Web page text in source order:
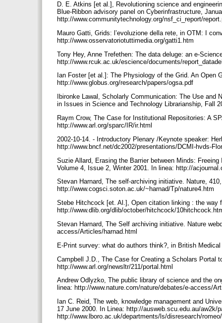
D. E. Atkins [et al.], Revolutioning science and
Blue-Ribbon advisory panel on Cyberinfrastructure,
http://www.communitytechnology.org/nsf_ci_report/
Mauro Gatti, Grids: l’evoluzione della rete, in OTM: I
http://www.osservatoriotuttimedia.org/gatti1.htm
Tony Hey, Anne Trefethen: The data deluge: an e-
http://www.rcuk.ac.uk/escience/documents/
Ian Foster [et al.]: The Physiology of the Grid. An
http://www.globus.org/research/papers/ogsa.pdf
Ibironke Lawal, Scholarly Communication: The Use
in Issues in Science and Technology Librarianship, Fall
Raym Crow, The Case for Institutional Repositories: A
http://www.arl.org/sparc/IR/ir.html
2002-10-14. - Introductory Plenary /Keynote speaker:
http://www.bncf.net/dc2002/presentations/DCMI-hvds-
Suzie Allard, Erasing the Barrier between Minds:
Volume 4, Issue 2, Winter 2001. In linea: http://
Stevan Harnard, The self-archiving initiative. Nature,
http://www.cogsci.soton.ac.uk/~harnad/Tp/nature4.htm
Stebe Hitchcock [et. Al.], Open citation linking : the way
http://www.dlib.org/dlib/october/hitchcock/
Stevan Harnard, The Self archiving initiative. Nature
access/Articles/harnad.html
E-Print survey: what do authors think?, in British
Campbell J.D., The Case for Creating a Scholars Portal
http://www.arl.org/newsltr/211/portal.html
Andrew Odlyzko, The public library of science and the
linea: http://www.nature.com/nature/debates/e-access/
Ian C. Reid, The web, knowledge management and
17 June 2000. In Linea: http://ausweb.scu.edu.au/aw2k/
http://www.lboro.ac.uk/departments/ls/disresearch/